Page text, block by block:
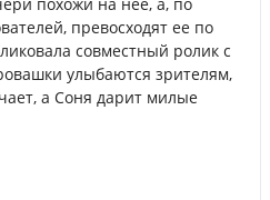
превосходят ее по
совместный ролик с
улыбаются зрителям,
а Соня дарит милые